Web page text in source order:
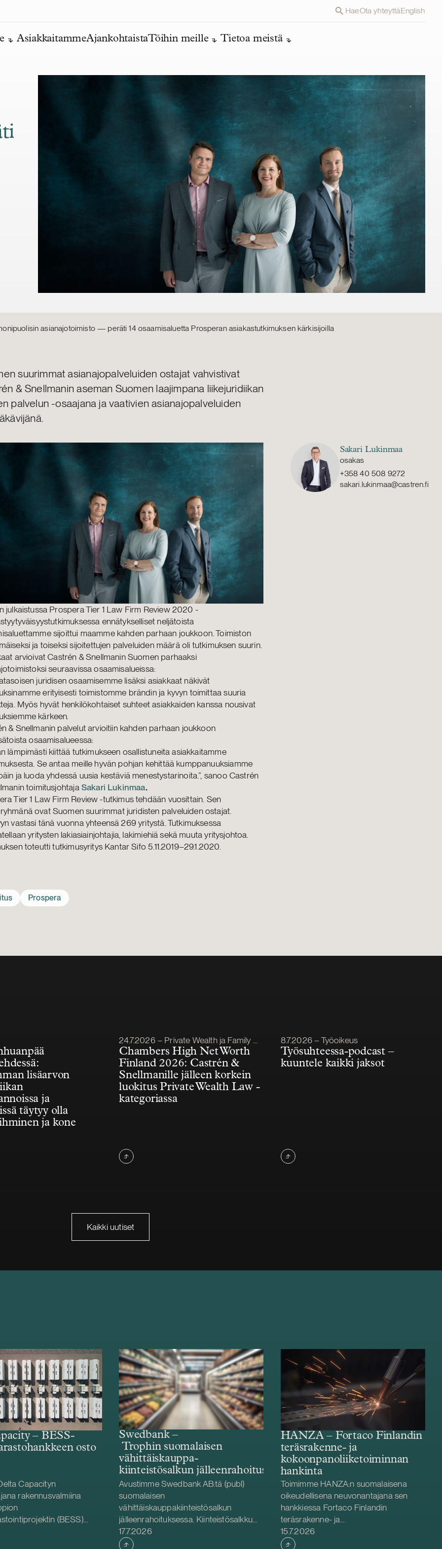
HaeOta yhteyttäEnglish
AsiakkaitammeAjankohtaistaTöihin meille Tietoa meistä
asianajotoimisto — peräti 14 osaamisaluetta Prosperan asiakastutkimuksen kärkisijoilla
suurimmat asianajopalveluiden ostajat vahvistivat
& Snellmanin aseman Suomen laajimpana liikejuridiikan
palvelun -osaajana ja vaativien asianajopalveluiden
julkaistussa Prospera Tier 1 Law Firm Review 2020 -
ennätykselliset neljätoista
sijoittui maamme kahden parhaan joukkoon. Toimiston
ja toiseksi sijoitettujen palveluiden määrä oli tutkimuksen suurin.
arvioivat Castrén & Snellmanin Suomen parhaaksi
seuraavissa osaamisalueissa:
juridisen osaamisemme lisäksi asiakkaat näkivät
erityisesti toimistomme brändin ja kyvyn toimittaa suuria
Myös hyvät henkilökohtaiset suhteet asiakkaiden kanssa nousivat
kärkeen.
& Snellmanin palvelut arvioitiin kahden parhaan joukkoon
osaamisalueessa:
lämpimästi kiittää tutkimukseen osallistuneita asiakkaitamme
Se antaa meille hyvän pohjan kehittää kumppanuuksiamme
ja luoda yhdessä uusia kestäviä menestystarinoita.”, sanoo Castrén
toimitusjohtajaSakari Lukinmaa.
Tier 1 Law Firm Review -tutkimus tehdään vuosittain. Sen
ovat Suomen suurimmat juridisten palveluiden ostajat.
vastasi tänä vuonna yhteensä 269 yritystä. Tutkimuksessa
yritysten lakiasiainjohtajia, lakimiehiä sekä muuta yritysjohtoa.
toteutti tutkimusyritys Kantar Sifo 5.11.2019–29.1.2020.
Sakari Lukinmaa
osakas
+358 40 508 9272
sakari.lukinmaa@castren.fi
Prospera
lisäarvon
ja
täytyy olla
ja kone
Julkaistu
24.7.2026 – Private Wealth ja Family Office
Chambers High Net Worth
Finland 2026: Castrén &
Snellmanille jälleen korkein
luokitus Private Wealth Law -
kategoriassa
Julkaistu
8.7.2026 – Työoikeus
Työsuhteessa-podcast –
kuuntele kaikki jaksot
Kaikki uutiset
– BESS-
osto
Capacityn
rakennusvalmiina
(BESS)
Helios Nordic Energyltä.
toteuttaa hankkeen
Swedbank –
Trophin suomalaisen
vähittäiskauppa­­­­­
kiinteistösalkun jälleenrahoitus
Avustimme Swedbank AB:tä (publ)
suomalaisen
vähittäiskauppakiinteistösalkun
jälleenrahoituksessa. Kiinteistösalkku
on Trophin suomalaisten tytäryhtiöiden
omistuksessa. Trophi on Pohjoismaiden
Julkaistu
17.7.2026
HANZA – Fortaco Finlandin
teräsrakenne- ja
kokoonpanoliiketoiminnan
hankinta
Toimimme HANZA:n suomalaisena
oikeudellisena neuvonantajana sen
hankkiessa Fortaco Finlandin
teräsrakenne- ja
kokoonpanoliiketoiminnat. Järjestely
toteutetaan liiketoiminta- ja
Julkaistu
15.7.2026